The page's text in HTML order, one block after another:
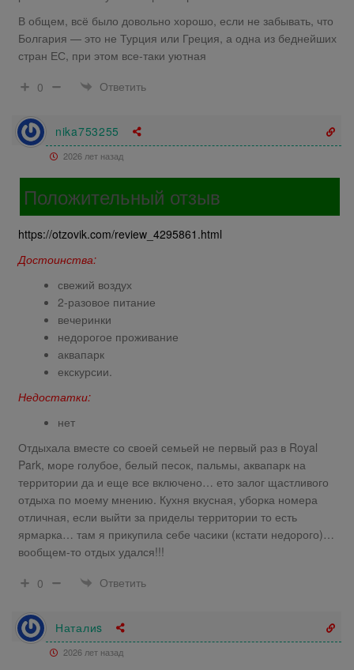
В общем, всё было довольно хорошо, если не забывать, что
Болгария — это не Турция или Греция, а одна из беднейших
стран ЕС, при этом все-таки уютная
0
Ответить
nika753255
2026 лет назад
Положительный отзыв
https://otzovik.com/review_4295861.html
Достоинства:
свежий воздух
2-разовое питание
вечеринки
недорогое проживание
аквапарк
екскурсии.
Недостатки:
нет
Отдыхала вместе со своей семьей не первый раз в Royal
Park, море голубое, белый песок, пальмы, аквапарк на
территории да и еще все включено… ето залог щастливого
отдыха по моему мнению. Кухня вкусная, уборка номера
отличная, если выйти за приделы территории то есть
ярмарка… там я прикупила себе часики (кстати недорого)…
вообщем-то отдых удался!!!
0
Ответить
Наталиs
2026 лет назад